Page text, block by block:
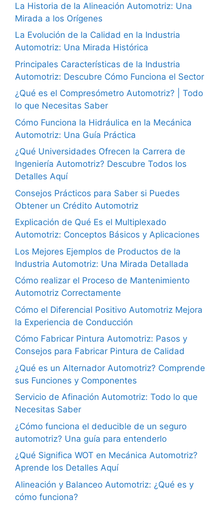
La Historia de la Alineación Automotriz: Una
Mirada a los Orígenes
La Evolución de la Calidad en la Industria
Automotriz: Una Mirada Histórica
Principales Características de la Industria
Automotriz: Descubre Cómo Funciona el Sector
¿Qué es el Compresómetro Automotriz? | Todo
lo que Necesitas Saber
Cómo Funciona la Hidráulica en la Mecánica
Automotriz: Una Guía Práctica
¿Qué Universidades Ofrecen la Carrera de
Ingeniería Automotriz? Descubre Todos los
Detalles Aquí
Consejos Prácticos para Saber si Puedes
Obtener un Crédito Automotriz
Explicación de Qué Es el Multiplexado
Automotriz: Conceptos Básicos y Aplicaciones
Los Mejores Ejemplos de Productos de la
Industria Automotriz: Una Mirada Detallada
Cómo realizar el Proceso de Mantenimiento
Automotriz Correctamente
Cómo el Diferencial Positivo Automotriz Mejora
la Experiencia de Conducción
Cómo Fabricar Pintura Automotriz: Pasos y
Consejos para Fabricar Pintura de Calidad
¿Qué es un Alternador Automotriz? Comprende
sus Funciones y Componentes
Servicio de Afinación Automotriz: Todo lo que
Necesitas Saber
¿Cómo funciona el deducible de un seguro
automotriz? Una guía para entenderlo
¿Qué Significa WOT en Mecánica Automotriz?
Aprende los Detalles Aquí
Alineación y Balanceo Automotriz: ¿Qué es y
cómo funciona?